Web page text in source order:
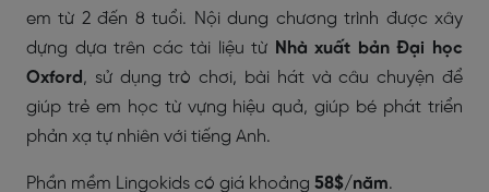
em từ 2 đến 8 tuổi. Nội dung chương trình được xây
dựng dựa trên các tài liệu từ Nhà xuất bản Đại học
Oxford, sử dụng trò chơi, bài hát và câu chuyện để
giúp trẻ em học từ vựng hiệu quả, giúp bé phát triển
phản xạ tự nhiên với tiếng Anh.
Phần mềm Lingokids có giá khoảng 58$/năm.